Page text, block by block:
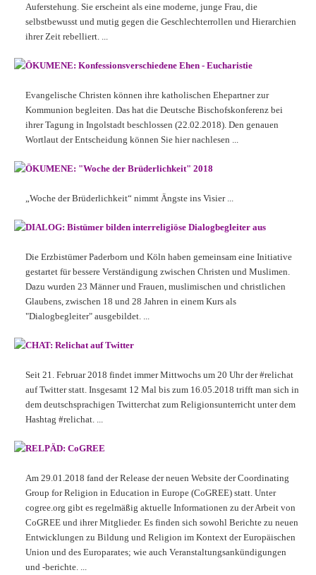
Auferstehung. Sie erscheint als eine moderne, junge Frau, die
selbstbewusst und mutig gegen die Geschlechterrollen und Hierarchien
ihrer Zeit rebelliert. ...
ÖKUMENE: Konfessionsverschiedene Ehen - Eucharistie
Evangelische Christen können ihre katholischen Ehepartner zur
Kommunion begleiten. Das hat die Deutsche Bischofskonferenz bei
ihrer Tagung in Ingolstadt beschlossen (22.02.2018). Den genauen
Wortlaut der Entscheidung können Sie hier nachlesen ...
ÖKUMENE: "Woche der Brüderlichkeit" 2018
„Woche der Brüderlichkeit“ nimmt Ängste ins Visier ...
DIALOG: Bistümer bilden interreligiöse Dialogbegleiter aus
Die Erzbistümer Paderborn und Köln haben gemeinsam eine Initiative
gestartet für bessere Verständigung zwischen Christen und Muslimen.
Dazu wurden 23 Männer und Frauen, muslimischen und christlichen
Glaubens, zwischen 18 und 28 Jahren in einem Kurs als
"Dialogbegleiter" ausgebildet. ...
CHAT: Relichat auf Twitter
Seit 21. Februar 2018 findet immer Mittwochs um 20 Uhr der #relichat
auf Twitter statt. Insgesamt 12 Mal bis zum 16.05.2018 trifft man sich in
dem deutschsprachigen Twitterchat zum Religionsunterricht unter dem
Hashtag #relichat. ...
RELPÄD: CoGREE
Am 29.01.2018 fand der Release der neuen Website der Coordinating
Group for Religion in Education in Europe (CoGREE) statt. Unter
cogree.org gibt es regelmäßig aktuelle Informationen zu der Arbeit von
CoGREE und ihrer Mitglieder. Es finden sich sowohl Berichte zu neuen
Entwicklungen zu Bildung und Religion im Kontext der Europäischen
Union und des Europarates; wie auch Veranstaltungsankündigungen
und -berichte. ...